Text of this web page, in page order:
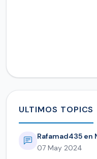
ULTIMOS TOPICS
Rafamad435 en
07 May 2024